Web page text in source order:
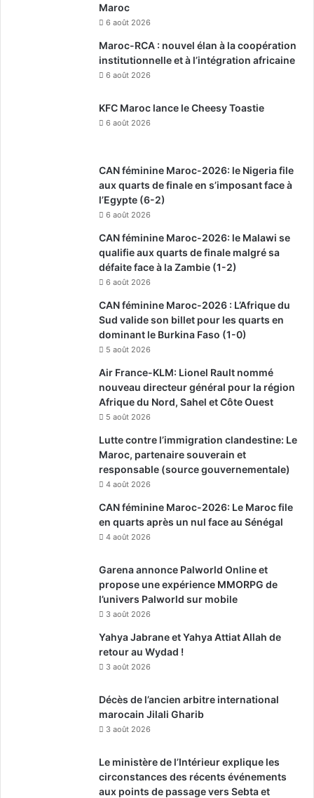
Maroc
6 août 2026
Maroc-RCA : nouvel élan à la coopération
institutionnelle et à l’intégration africaine
6 août 2026
KFC Maroc lance le Cheesy Toastie
6 août 2026
CAN féminine Maroc-2026: le Nigeria file
aux quarts de finale en s’imposant face à
l’Egypte (6-2)
6 août 2026
CAN féminine Maroc-2026: le Malawi se
qualifie aux quarts de finale malgré sa
défaite face à la Zambie (1-2)
6 août 2026
CAN féminine Maroc-2026 : L’Afrique du
Sud valide son billet pour les quarts en
dominant le Burkina Faso (1-0)
5 août 2026
Air France-KLM: Lionel Rault nommé
nouveau directeur général pour la région
Afrique du Nord, Sahel et Côte Ouest
5 août 2026
Lutte contre l’immigration clandestine: Le
Maroc, partenaire souverain et
responsable (source gouvernementale)
4 août 2026
CAN féminine Maroc-2026: Le Maroc file
en quarts après un nul face au Sénégal
4 août 2026
Garena annonce Palworld Online et
propose une expérience MMORPG de
l’univers Palworld sur mobile
3 août 2026
Yahya Jabrane et Yahya Attiat Allah de
retour au Wydad !
3 août 2026
Décès de l’ancien arbitre international
marocain Jilali Gharib
3 août 2026
Le ministère de l’Intérieur explique les
circonstances des récents événements
aux points de passage vers Sebta et